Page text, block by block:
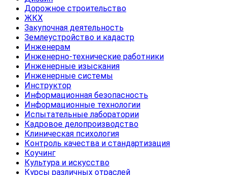
Дорожное строительство
ЖКХ
Закупочная деятельность
Землеустройство и кадастр
Инженерам
Инженерно-технические работники
Инженерные изыскания
Инженерные системы
Инструктор
Информационная безопасность
Информационные технологии
Испытательные лаборатории
Кадровое делопроизводство
Клиническая психология
Контроль качества и стандартизация
Коучинг
Культура и искусство
Курсы различных отраслей